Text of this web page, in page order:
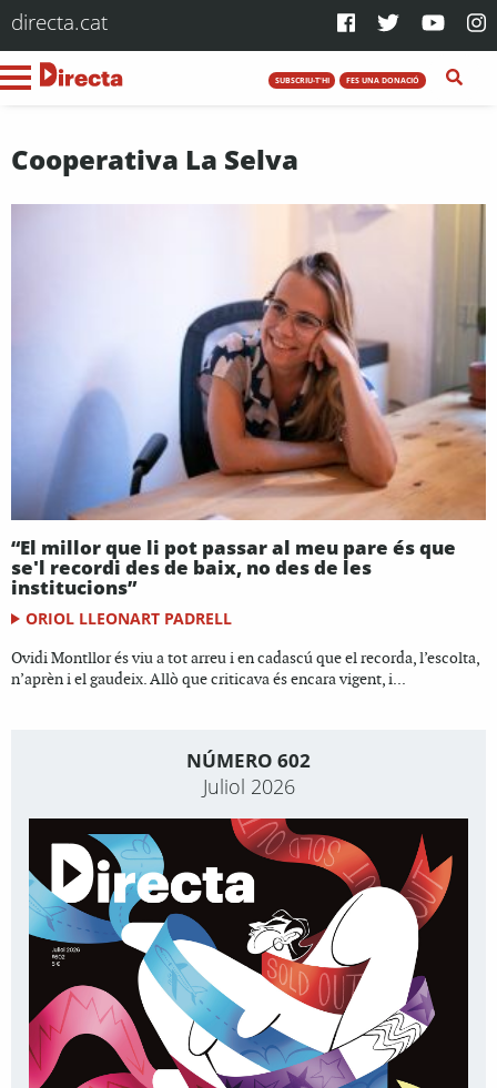
directa.cat
SUBSCRIU-T'HI FES UNA DONACIÓ
Cooperativa La Selva
“El millor que li pot passar al meu pare és que
se'l recordi des de baix, no des de les
institucions”
ORIOL LLEONART PADRELL
Ovidi Montllor és viu a tot arreu i en cadascú que el recorda, l’escolta,
n’aprèn i el gaudeix. Allò que criticava és encara vigent, i...
NÚMERO 602
Juliol 2026